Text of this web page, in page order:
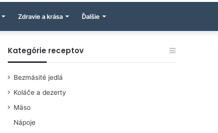
Zdravie a krása Ďalšie
Kategórie receptov
Bezmäsité jedlá
Koláče a dezerty
Mäso
Nápoje